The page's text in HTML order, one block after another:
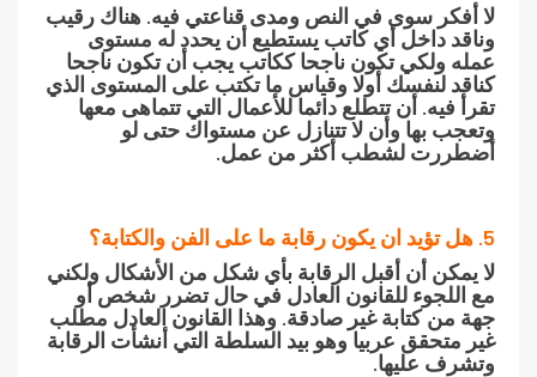
لا أفكر سوى في النص ومدى قناعتي فيه. هناك رقيب
وناقد داخل أي كاتب يستطيع أن يحدد له مستوى
عمله ولكي تكون ناجحا ككاتب يجب أن تكون ناجحا
كناقد لنفسك أولا وقياس ما تكتب على المستوى الذي
تقرأ فيه. أن تتطلع دائما للأعمال التي تتماهى معها
وتعجب بها وأن لا تتنازل عن مستواك حتى لو
أضطررت لشطب أكثر من عمل.
5. هل تؤيد ان يكون رقابة ما على الفن والكتابة؟
لا يمكن أن أقبل الرقابة بأي شكل من الأشكال ولكني
مع اللجوء للقانون العادل في حال تضرر شخص أو
جهة من كتابة غير صادقة. وهذا القانون العادل مطلب
غير متحقق عربيا وهو بيد السلطة التي أنشأت الرقابة
وتشرف عليها.